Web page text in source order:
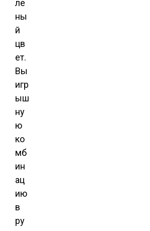
ле
ны
й
цв
ет.
Вы
игр
ыш
ну
ю
ко
мб
ин
ац
ию
в
ру